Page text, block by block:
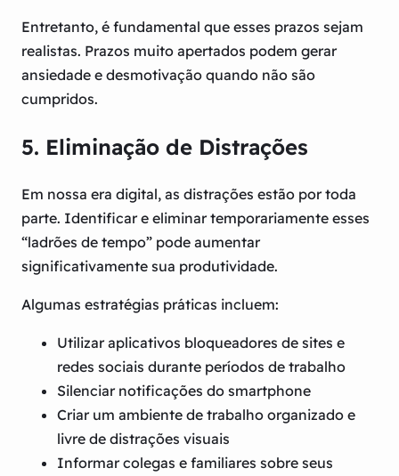
Entretanto, é fundamental que esses prazos sejam
realistas. Prazos muito apertados podem gerar
ansiedade e desmotivação quando não são
cumpridos.
5. Eliminação de Distrações
Em nossa era digital, as distrações estão por toda
parte. Identificar e eliminar temporariamente esses
“ladrões de tempo” pode aumentar
significativamente sua produtividade.
Algumas estratégias práticas incluem:
Utilizar aplicativos bloqueadores de sites e
redes sociais durante períodos de trabalho
Silenciar notificações do smartphone
Criar um ambiente de trabalho organizado e
livre de distrações visuais
Informar colegas e familiares sobre seus